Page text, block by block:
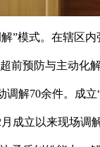
”模式。在辖区
前预防与主动化
解70余件。成
成立以来现场调